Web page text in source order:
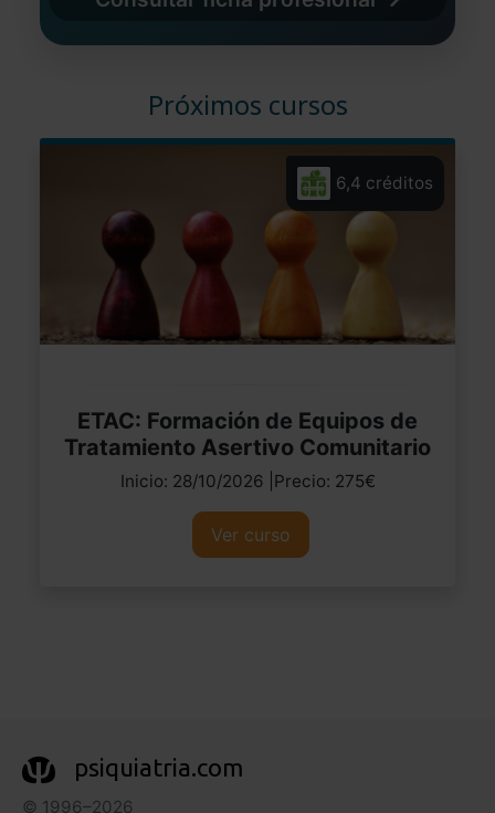
Próximos cursos
6,4 créditos
ETAC: Formación de Equipos de
Tratamiento Asertivo Comunitario
Inicio: 28/10/2026 |Precio: 275€
Ver curso
psiquiatria.com
© 1996–2026